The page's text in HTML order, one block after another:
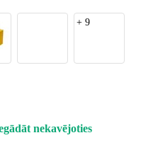
+ 9
nekavējoties